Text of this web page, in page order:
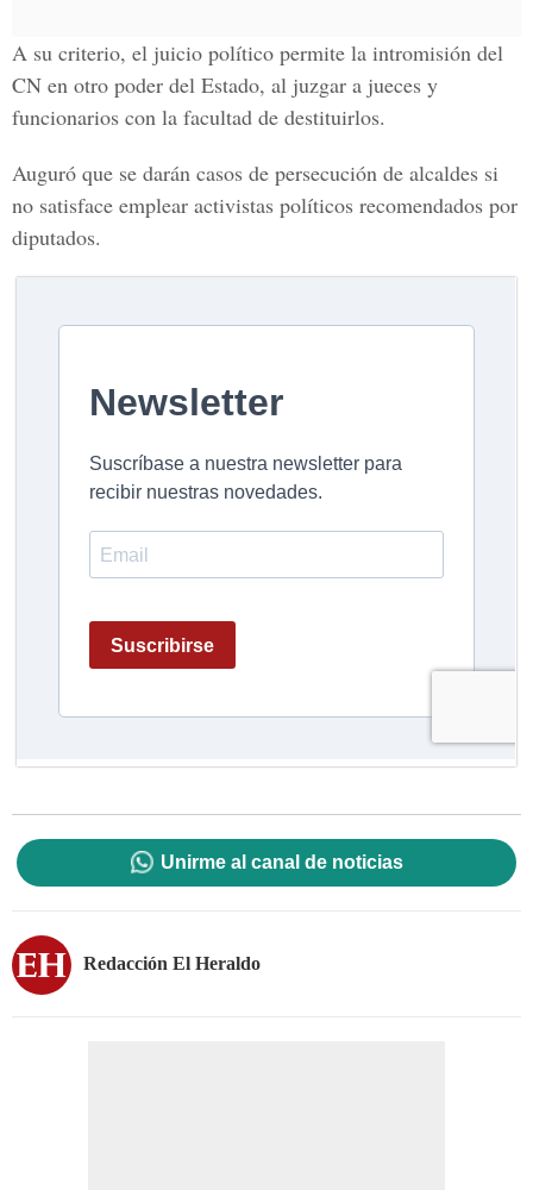
A su criterio, el juicio político permite la intromisión del
CN en otro poder del Estado, al juzgar a jueces y
funcionarios con la facultad de destituirlos.
Auguró que se darán casos de persecución de alcaldes si
no satisface emplear activistas políticos recomendados por
diputados.
Unirme al canal de noticias
Redacción El Heraldo